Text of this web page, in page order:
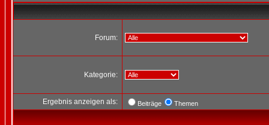
Forum:
Kategorie:
Ergebnis anzeigen als: Beiträge Themen